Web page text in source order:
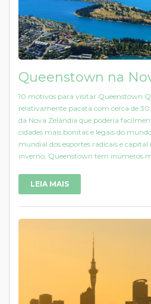
Queenstown na
10 motivos para visitar Queenstown
relativamente pacata com cerca de
da Nova Zelândia que poderia
cidades mais bonitas e legais do
mundial dos esportes radicais e capital
inverno, Queenstown tem inúmeros
LEIA MAIS